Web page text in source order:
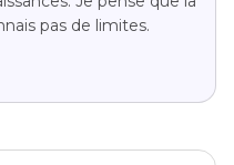
pas de limites.